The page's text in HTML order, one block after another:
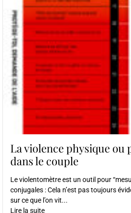
La violence physique ou
dans le couple
Le violentomètre est un outil pour
conjugales : Cela n’est pas toujours
sur ce que l’on vit...
Lire la suite